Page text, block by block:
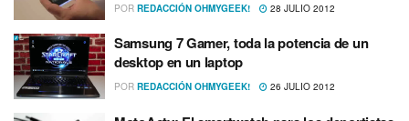
POR REDACCIÓN OHMYGEEK! 28 JULIO 2012
Samsung 7 Gamer, toda la potencia de un
desktop en un laptop
POR REDACCIÓN OHMYGEEK! 26 JULIO 2012